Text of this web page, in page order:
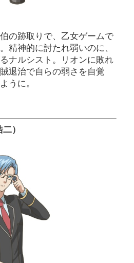
の跡取りで、乙女ゲームで
精神的に討たれ弱いのに、
ナルシスト。リオンに敗れ
退治で自らの弱さを自覚
うに。
）